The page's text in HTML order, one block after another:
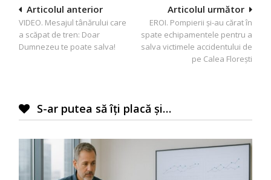
Navigare
în
articole
Articolul următor
EROI. Pompierii şi-au cărat în
spate echipamentele pentru a
salva victimele accidentului de
pe Calea Floreşti
Articolul anterior
VIDEO. Mesajul tânărului care
a scăpat de tren: Doar
Dumnezeu te poate salva!
S-ar putea să îți placă și…